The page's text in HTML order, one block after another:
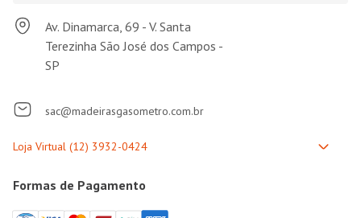
Av. Dinamarca, 69 - V. Santa
Terezinha São José dos Campos -
SP
sac@madeirasgasometro.com.br
Formas de Pagamento